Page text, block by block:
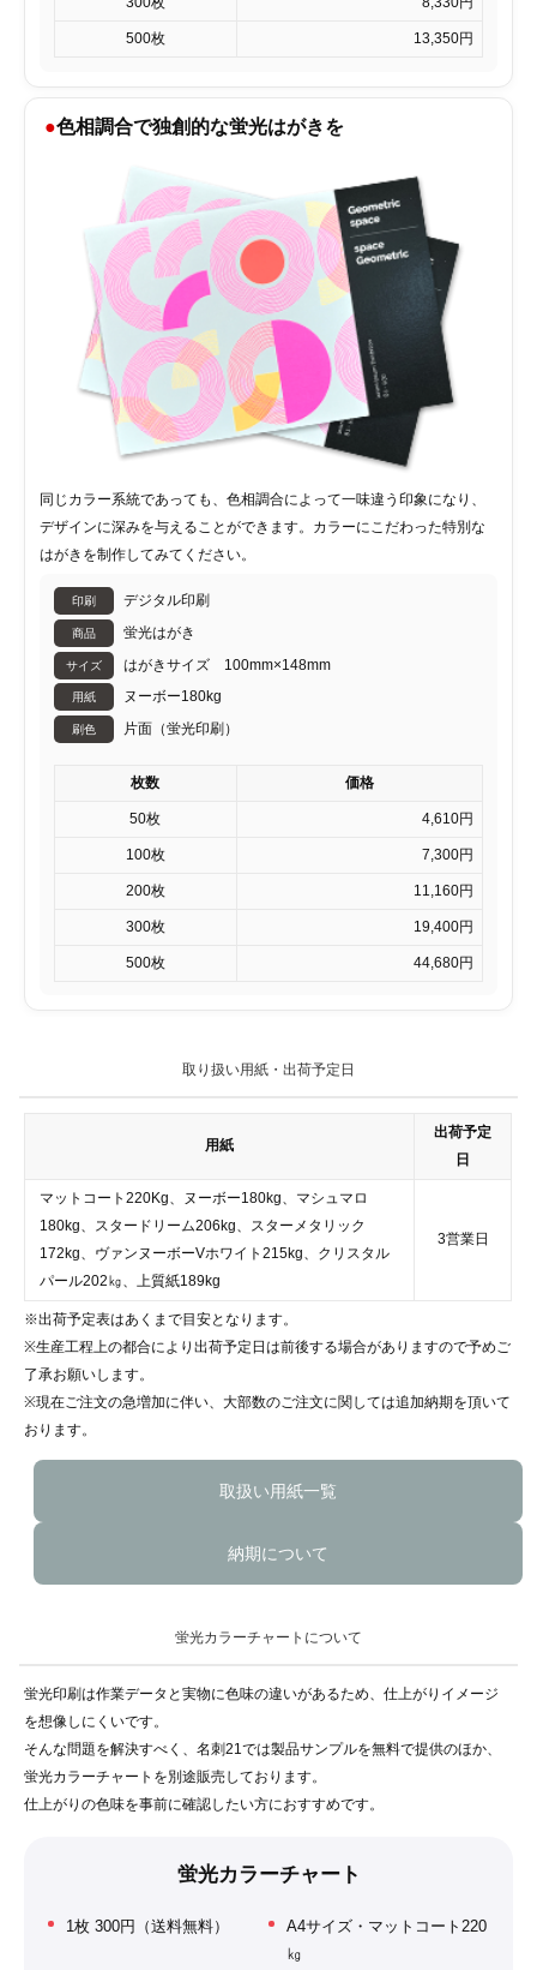
500枚 13,350円
色相調合で独創的な蛍光はがきを
同じカラー系統であっても、色相調合によって一味違う印象になり、
デザインに深みを与えることができます。カラーにこだわった特別な
はがきを制作してみてください。
印刷 デジタル印刷
商品 蛍光はがき
サイズ はがきサイズ 100mm×148mm
用紙 ヌーボー180kg
刷色 片面（蛍光印刷）
枚数 価格
50枚 4,610円
100枚 7,300円
200枚 11,160円
300枚 19,400円
500枚 44,680円
取り扱い用紙・出荷予定日
用紙
出荷予定
日
マットコート220Kg、ヌーボー180kg、マシュマロ
180kg、スタードリーム206kg、スターメタリック
172kg、ヴァンヌーボーVホワイト215kg、クリスタル
パール202㎏、上質紙189kg
3営業日
※出荷予定表はあくまで目安となります。
※生産工程上の都合により出荷予定日は前後する場合がありますので予めご
了承お願いします。
※現在ご注文の急増加に伴い、大部数のご注文に関しては追加納期を頂いて
おります。
取扱い用紙一覧
納期について
蛍光カラーチャートについて
蛍光印刷は作業データと実物に色味の違いがあるため、仕上がりイメージ
を想像しにくいです。
そんな問題を解決すべく、名刺21では製品サンプルを無料で提供のほか、
蛍光カラーチャートを別途販売しております。
仕上がりの色味を事前に確認したい方におすすめです。
蛍光カラーチャート
1枚 300円（送料無料）
A4サイズ・マットコート220
㎏